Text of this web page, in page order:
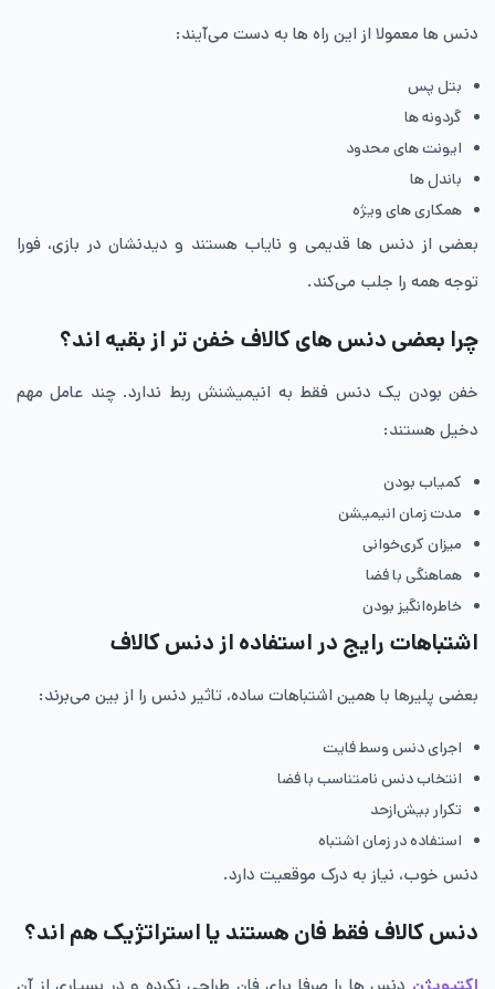
دنس ها معمولا از این راه ها به دست می‌آیند:
بتل پس
گردونه ها
ایونت های محدود
باندل ها
همکاری های ویژه
بعضی از دنس ها قدیمی و نایاب‌ هستند و دیدنشان در بازی، فورا
توجه همه را جلب می‌کند.
چرا بعضی دنس های کالاف خفن تر از بقیه اند؟
خفن بودن یک دنس فقط به انیمیشنش ربط ندارد. چند عامل مهم
دخیل هستند:
کمیاب بودن
مدت زمان انیمیشن
میزان کری‌خوانی
هماهنگی با فضا
خاطره‌انگیز بودن
اشتباهات رایج در استفاده از دنس کالاف
بعضی پلیرها با همین اشتباهات ساده، تاثیر دنس را از بین می‌برند:
اجرای دنس وسط فایت
انتخاب دنس نامتناسب با فضا
تکرار بیش‌ازحد
استفاده در زمان اشتباه
دنس خوب، نیاز به درک موقعیت دارد.
دنس کالاف فقط فان هستند یا استراتژیک هم اند؟